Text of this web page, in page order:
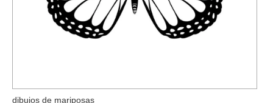
dibujos de mariposas